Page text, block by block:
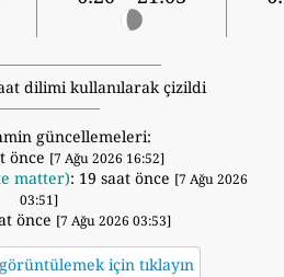
dilimi kullanılarak çizildi
güncellemeleri:
önce [7 Ağu 2026 16:52]
matter): 19 saat önce [7 Ağu 2026
03:51]
önce [7 Ağu 2026 03:53]
için tıklayın